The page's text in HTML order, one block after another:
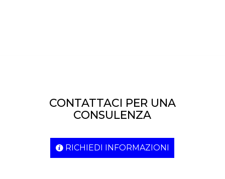
CONTATTACI PER UNA
CONSULENZA
RICHIEDI INFORMAZIONI